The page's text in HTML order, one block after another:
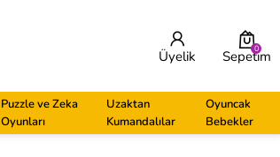
0
Sepetim
Üyelik
Puzzle ve Zeka
Oyunları
Uzaktan
Kumandalılar
Oyuncak
Bebekler